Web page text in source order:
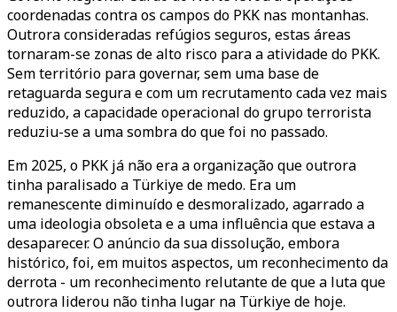
coordenadas contra os campos do PKK nas montanhas.
Outrora consideradas refúgios seguros, estas áreas
tornaram-se zonas de alto risco para a atividade do PKK.
Sem território para governar, sem uma base de
retaguarda segura e com um recrutamento cada vez mais
reduzido, a capacidade operacional do grupo terrorista
reduziu-se a uma sombra do que foi no passado.
Em 2025, o PKK já não era a organização que outrora
tinha paralisado a Türkiye de medo. Era um
remanescente diminuído e desmoralizado, agarrado a
uma ideologia obsoleta e a uma influência que estava a
desaparecer. O anúncio da sua dissolução, embora
histórico, foi, em muitos aspectos, um reconhecimento da
derrota - um reconhecimento relutante de que a luta que
outrora liderou não tinha lugar na Türkiye de hoje.